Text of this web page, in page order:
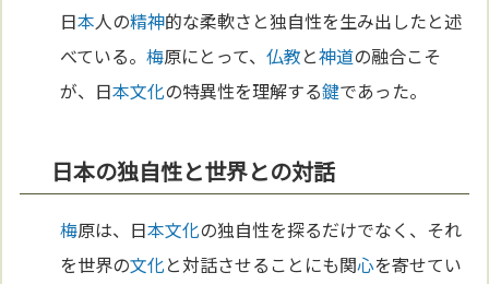
日本人の精神的な柔軟さと独自性を生み出したと述
べている。梅原にとって、仏教と神道の融合こそ
が、日本文化の特異性を理解する鍵であった。
日本の独自性と世界との対話
梅原は、日本文化の独自性を探るだけでなく、それ
を世界の文化と対話させることにも関心を寄せてい